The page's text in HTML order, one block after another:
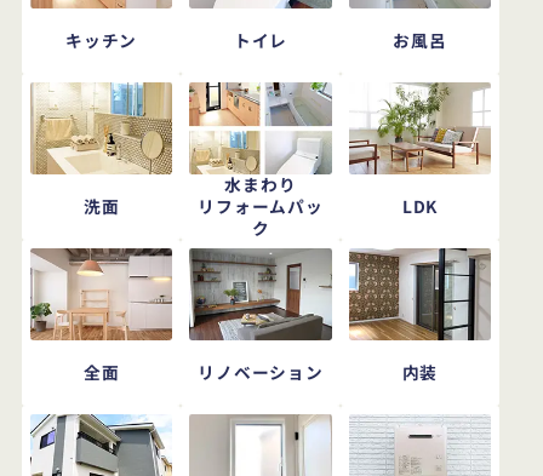
キッチン トイレ お風呂
洗面
水まわり
リフォームパッ
ク
LDK
全面 リノベーション 内装